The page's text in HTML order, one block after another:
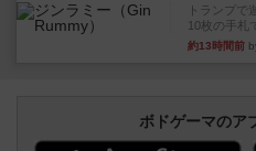
トランプで
10枚の手札
約13時間前
ボドゲーマのア